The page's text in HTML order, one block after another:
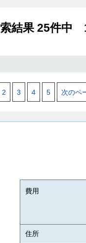
結果 25件中
2 3 4 5 次のペ
費用
住所